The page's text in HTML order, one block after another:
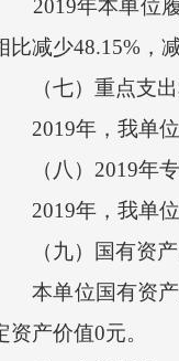
2019年本单位履
比减少48.15%，
（七）重点支出
2019年，我单位
（八）2019年专
2019年，我单位
（九）国有资产
本单位国有资产
资产价值0元。